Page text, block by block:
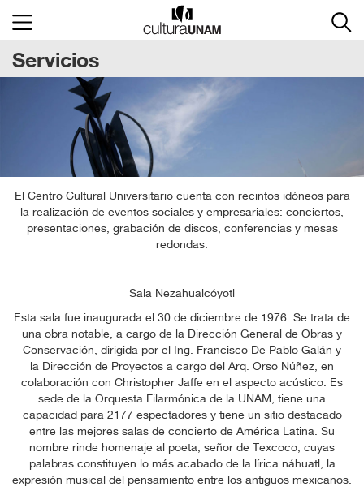
CulturaUNAM
ACTIVIDADES
CULTURALES
ACTIVIDADES
ACADÉMICAS
CONVOCATORIAS
ENCUESTA
CONSUMO
CULTURAL
SALA
DE
PRENSA
Servicios
El Centro Cultural Universitario cuenta con recintos idóneos para
la realización de eventos sociales y empresariales: conciertos,
presentaciones, grabación de discos, conferencias y mesas
redondas.
Sala Nezahualcóyotl
Esta sala fue inaugurada el 30 de diciembre de 1976. Se trata de
una obra notable, a cargo de la Dirección General de Obras y
Conservación, dirigida por el Ing. Francisco De Pablo Galán y
la Dirección de Proyectos a cargo del Arq. Orso Núñez, en
colaboración con Christopher Jaffe en el aspecto acústico. Es
sede de la Orquesta Filarmónica de la UNAM, tiene una
capacidad para 2177 espectadores y tiene un sitio destacado
entre las mejores salas de concierto de América Latina. Su
nombre rinde homenaje al poeta, señor de Texcoco, cuyas
palabras constituyen lo más acabado de la lírica náhuatl, la
expresión musical del pensamiento entre los antiguos mexicanos.
×